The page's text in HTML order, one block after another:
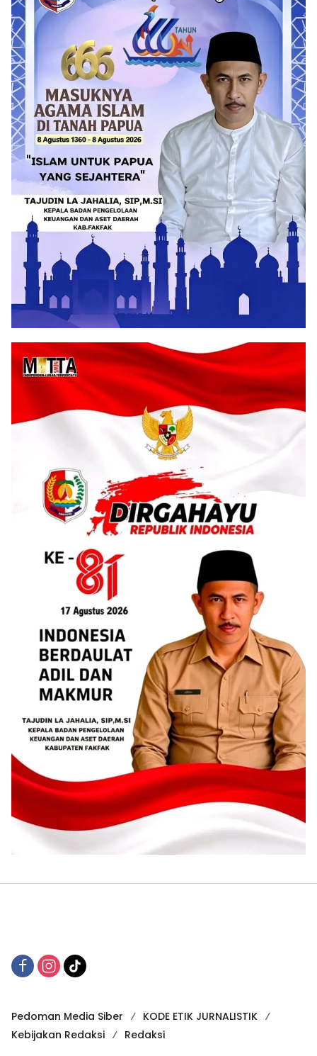
Pedoman Media Siber
KODE ETIK JURNALISTIK
Kebijakan Redaksi
Redaksi